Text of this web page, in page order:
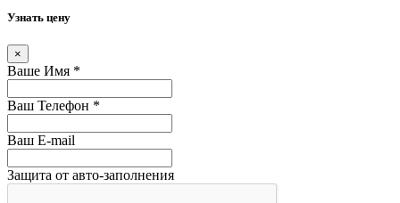
Узнать цену
×
Ваше Имя *
Ваш Телефон *
Ваш E-mail
Защита от авто-заполнения